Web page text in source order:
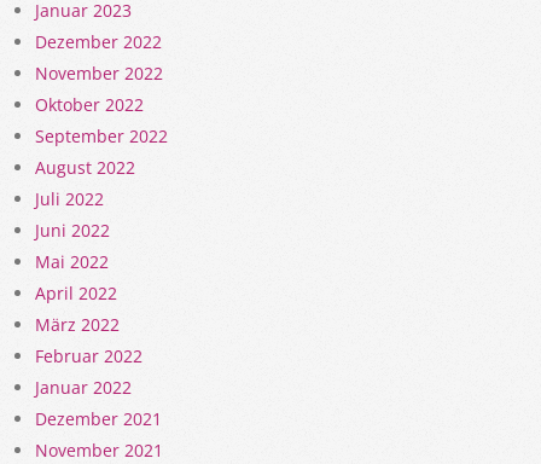
Januar 2023
Dezember 2022
November 2022
Oktober 2022
September 2022
August 2022
Juli 2022
Juni 2022
Mai 2022
April 2022
März 2022
Februar 2022
Januar 2022
Dezember 2021
November 2021